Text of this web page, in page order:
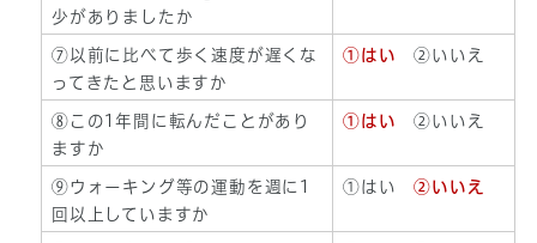
少がありましたか
⑦以前に比べて歩く速度が遅くな
ってきたと思いますか
①はい ②いいえ
⑧この1年間に転んだことがあり
ますか
①はい②いいえ
⑨ウォーキング等の運動を週に1
回以上していますか
①はい ②いいえ